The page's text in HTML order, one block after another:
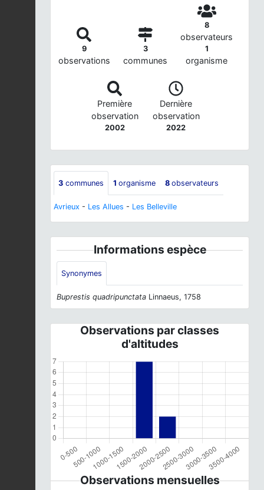
9
observations
3
communes
8
observateurs
1
organisme
Première
observation
2002
Dernière
observation
2022
3 communes 1 organisme 8 observateurs
Avrieux - Les Allues - Les Belleville
Informations espèce
Synonymes
Buprestis quadripunctata Linnaeus, 1758
Observations par classes
d'altitudes
Observations mensuelles